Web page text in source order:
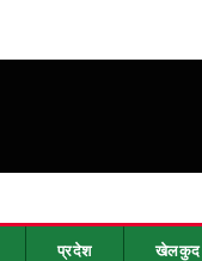
प्रदेश खेलकुद